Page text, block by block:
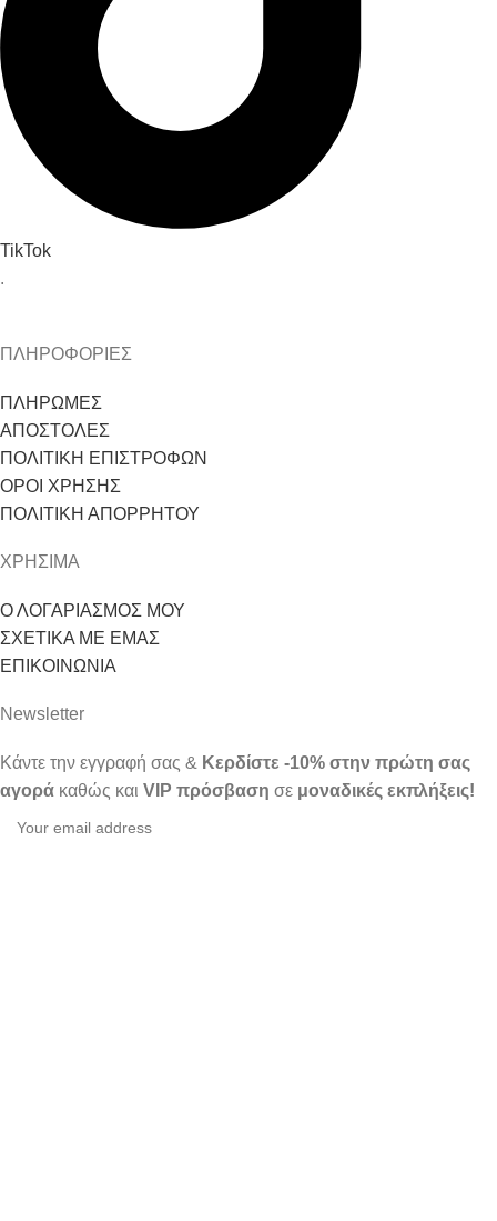
TikTok
.
ΠΛΗΡΟΦΟΡΙΕΣ
ΠΛΗΡΩΜΕΣ
ΑΠΟΣΤΟΛΕΣ
ΠΟΛΙΤΙΚΗ ΕΠΙΣΤΡΟΦΩΝ
ΟΡΟΙ ΧΡΗΣΗΣ
ΠΟΛΙΤΙΚΗ ΑΠΟΡΡΗΤΟΥ
ΧΡΗΣΙΜΑ
Ο ΛΟΓΑΡΙΑΣΜΟΣ ΜΟΥ
ΣΧΕΤΙΚΑ ΜΕ ΕΜΑΣ
ΕΠΙΚΟΙΝΩΝΙΑ
Newsletter
Κάντε την εγγραφή σας & Κερδίστε -10% στην πρώτη σας
αγορά καθώς και VIP πρόσβαση σε μοναδικές εκπλήξεις!